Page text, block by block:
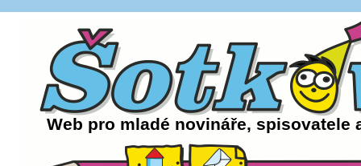
Web pro mladé novináře, spisovatele